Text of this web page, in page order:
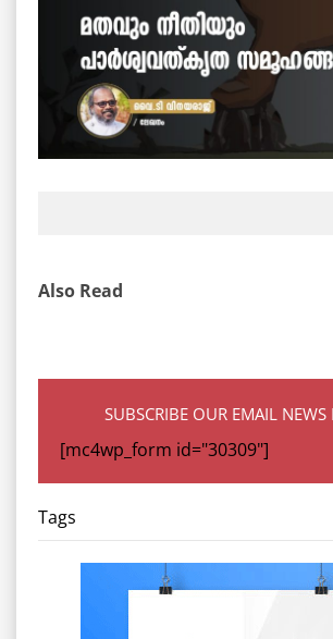
Also Read
SUBSCRIBE OUR EMAIL NEWS
[mc4wp_form id="30309"]
Tags